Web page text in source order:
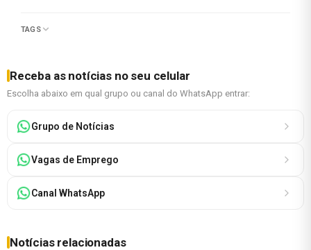
TAGS
Receba as notícias no seu celular
Escolha abaixo em qual grupo ou canal do WhatsApp entrar:
Grupo de Notícias
Vagas de Emprego
Canal WhatsApp
Notícias relacionadas